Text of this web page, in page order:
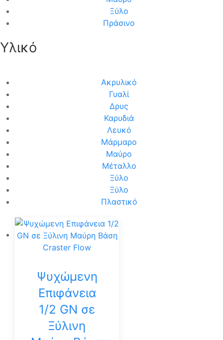
Ξύλο
Πράσινο
Υλικό
Ακρυλικό
Γυαλί
Δρυς
Καρυδιά
Λευκό
Μάρμαρο
Μαύρο
Μέταλλο
Ξύλο
Ξύλο
Πλαστικό
Ψυχώμενη
Επιφάνεια
1/2 GN σε
Ξύλινη